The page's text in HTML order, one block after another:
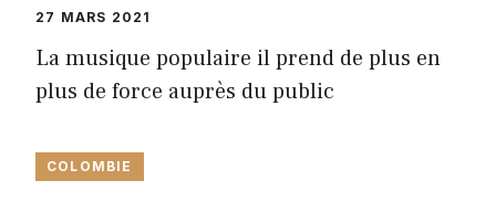
27 MARS 2021
La musique populaire il prend de plus en
plus de force auprès du public
COLOMBIE